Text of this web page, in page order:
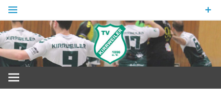
Zum
springen
Sport in Grün und Weiß